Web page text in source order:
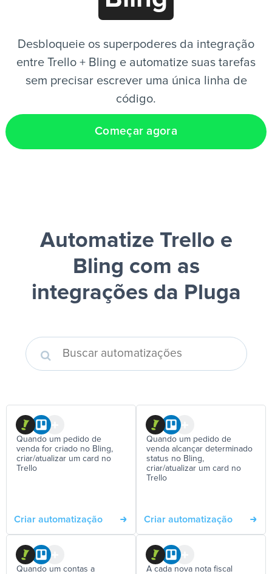
Desbloqueie os superpoderes da integração
entre Trello + Bling e automatize suas tarefas
sem precisar escrever uma única linha de
código.
Começar agora
Automatize Trello e
Bling com as
integrações da Pluga
Quando um pedido de
venda for criado no Bling,
criar/atualizar um card no
Trello
Criar automatização
Quando um pedido de
venda alcançar determinado
status no Bling,
criar/atualizar um card no
Trello
Criar automatização
Quando um contas a
A cada nova nota fiscal